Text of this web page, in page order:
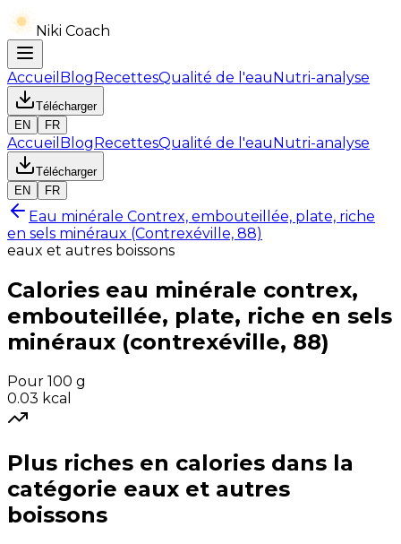
Niki Coach
Accueil BlogRecettesQualité de l'eauNutri-analyse
Télécharger
EN
FR
Accueil BlogRecettesQualité de l'eauNutri-analyse
Télécharger
EN
FR
Eau minérale Contrex, embouteillée, plate, riche
en sels minéraux (Contrexéville, 88)
eaux et autres boissons
Calories eau minérale contrex,
embouteillée, plate, riche en sels
minéraux (contrexéville, 88)
Pour 100 g
0.03 kcal
Plus riches en calories dans la
catégorie eaux et autres
boissons